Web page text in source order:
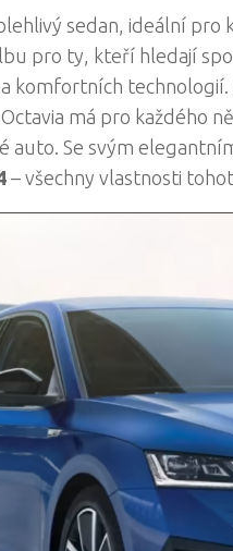
sedan, ideální
pro ty, kteří hledají
komfortních
má pro každého
auto. Se svým
– všechny vlastnosti